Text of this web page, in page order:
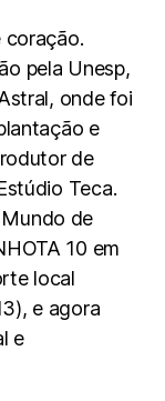
coração.
pela Unesp,
onde foi
e
de
Teca.
de
10 em
local
e agora
e